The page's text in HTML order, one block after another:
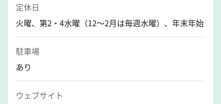
定休日
火曜、第2・4水曜（12〜2月は毎週水曜）、年末年始
駐車場
あり
ウェブサイト